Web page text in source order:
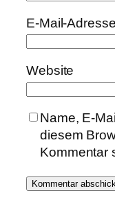
E-Mail-Adresse
Website
Name, E-
diesem
Kommentar